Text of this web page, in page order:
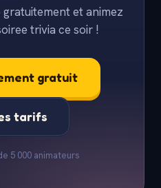
et animez
trivia ce soir !
gratuit
tarifs
5 000 animateurs